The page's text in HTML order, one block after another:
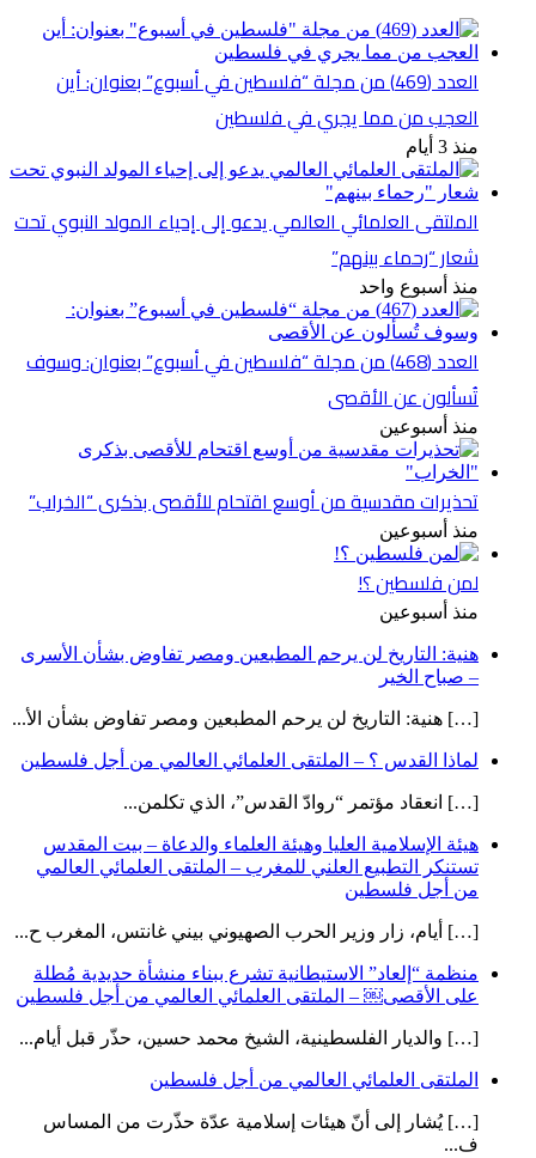
العدد (469) من مجلة “فلسطين في أسبوع” بعنوان: أين
العجب من مما يجري في فلسطين
منذ 3 أيام
الملتقى العلمائي العالمي يدعو إلى إحياء المولد النبوي تحت
شعار “رحماء بينهم”
منذ أسبوع واحد
العدد (468) من مجلة “فلسطين في أسبوع” بعنوان: وسوف
تُسألون عن الأقصى
منذ أسبوعين
تحذيرات مقدسية من أوسع اقتحام للأقصى بذكرى “الخراب”
منذ أسبوعين
لمن فلسطين ؟!
منذ أسبوعين
هنية: التاريخ لن يرحم المطبعين ومصر تفاوض بشأن الأسرى
– صباح الخير
[…] هنية: التاريخ لن يرحم المطبعين ومصر تفاوض بشأن الأ...
لماذا القدس ؟ – الملتقى العلمائي العالمي من أجل فلسطين
[…] انعقاد مؤتمر “روادّ القدس”، الذي تكلمن...
هيئة الإسلامية العليا وهيئة العلماء والدعاة – بيت المقدس
تستنكر التطبيع العلني للمغرب – الملتقى العلمائي العالمي
من أجل فلسطين
[…] أيام، زار وزير الحرب الصهيوني بيني غانتس، المغرب ح...
منظمة “إلعاد” الاستيطانية تشرع ببناء منشأة حديدية مُطلة
على الأقصى￼ – الملتقى العلمائي العالمي من أجل فلسطين
[…] والديار الفلسطينية، الشيخ محمد حسين، حذّر قبل أيام...
الملتقى العلمائي العالمي من أجل فلسطين
[…] يُشار إلى أنّ هيئات إسلامية عدّة حذّرت من المساس
ف...